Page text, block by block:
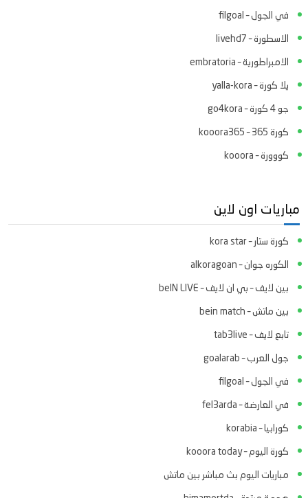
في الجول – filgoal
الاسطورة – livehd7
الامبراطورية – embratoria
يلا كورة – yalla-kora
جو 4 كورة – go4kora
كورة 365 – kooora365
كووورة – kooora
مباريات اون لاين
كورة ستار – kora star
الكوره جوان – alkoragoan
بين لايف – بي ان لايف – beIN LIVE
بين ماتش – bein match
تابع لايف – tab3live
جول العرب – goalarab
في الجول – filgoal
في العارضة – fel3arda
كورابيا – korabia
كورة اليوم – kooora today
مباريات اليوم بث مباشر بين ماتش